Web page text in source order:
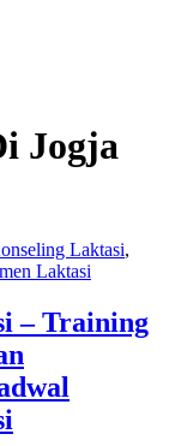
Jogja
Laktasi,
Laktasi
– Training